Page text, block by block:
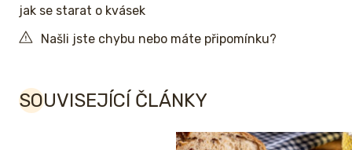
jak se starat o kvásek
Našli jste chybu nebo máte připomínku?
SOUVISEJÍCÍ ČLÁNKY